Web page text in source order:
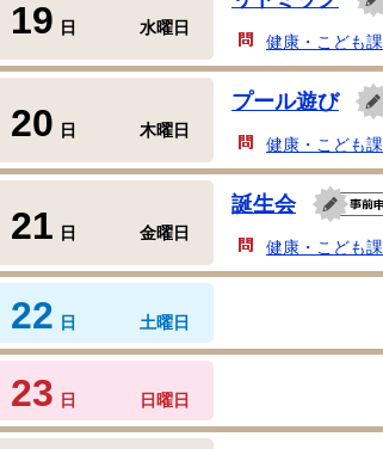
19 日 水曜日
健康・こども課
20 日 木曜日
プール遊び
健康・こども課
21 日 金曜日
誕生会
健康・こども課
22 日 土曜日
23 日 日曜日